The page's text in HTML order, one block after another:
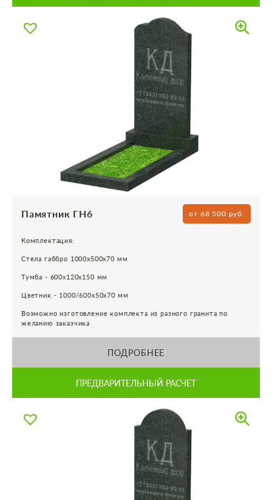
Памятник ГН6 от 68 500 руб.
Комплектация:
Стела габбро 1000х500х70 мм
Тумба - 600х120х150 мм
Цветник - 1000/600х50х70 мм
Возможно изготовление комплекта из разного гранита по
желанию заказчика
ПОДРОБНЕЕ
ПРЕДВАРИТЕЛЬНЫЙ РАСЧЕТ